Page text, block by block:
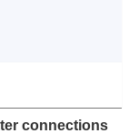
connections